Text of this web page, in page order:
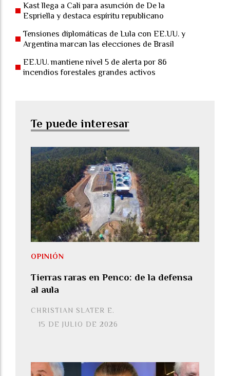
Kast llega a Cali para asunción de De la
Espriella y destaca espíritu republicano
Tensiones diplomáticas de Lula con EE.UU. y
Argentina marcan las elecciones de Brasil
EE.UU. mantiene nivel 5 de alerta por 86
incendios forestales grandes activos
Te puede interesar
Tierras raras en Penco: de la defensa
al aula
CHRISTIAN SLATER E.
OPINIÓN
15 DE JULIO DE 2026